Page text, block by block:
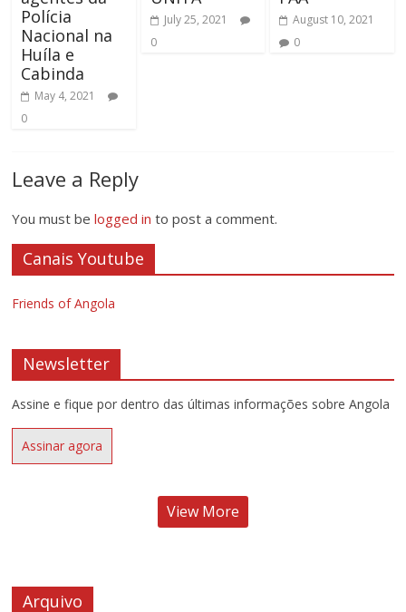
Polícia
Nacional na
Huíla e
Cabinda
May 4, 2021
0
July 25, 2021
0
August 10, 2021
0
Leave a Reply
You must belogged in to post a comment.
Canais Youtube
Friends of Angola
Newsletter
Assine e fique por dentro das últimas informações sobre Angola
Assinar agora
View More
Arquivo